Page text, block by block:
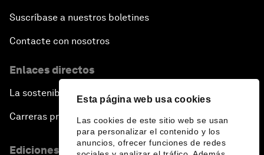
Esta página web usa cookies
Las cookies de este sitio web se usan
para personalizar el contenido y los
anuncios, ofrecer funciones de redes
Suscríbase a nuestros boletines
Contacte con nosotros
Enlaces directos
La sostenibilidad en el Foro
Carreras profesionales
Ediciones en otros idiomas